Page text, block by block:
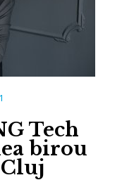
Tech
birou